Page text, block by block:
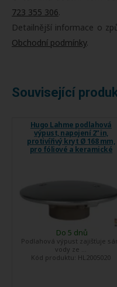
723 355 306.
Detailnější informace o
Obchodní podmínky.
Související
Hugo Lahme podlahová
výpust, napojení 2“ in,
protivířivý kryt Ø 168 mm,
pro fóliové a keramické
Podlahová výpust zajišťuje
vody ze ...
Kód produktu: HL2005020
Do 5 dnů